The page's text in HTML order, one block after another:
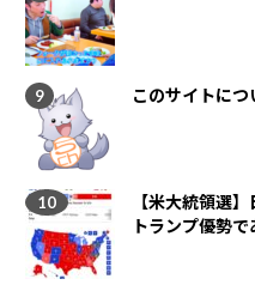
このサイトにつ
【米大統領選
トランプ優勢